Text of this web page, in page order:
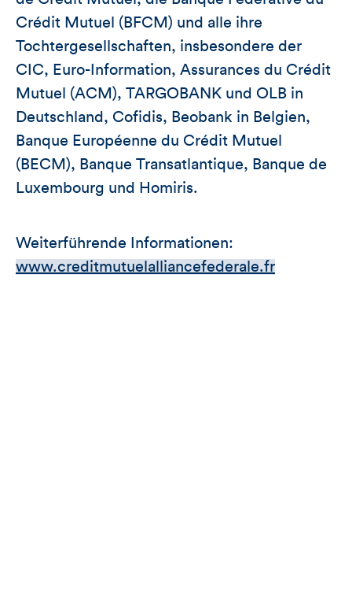
Crédit Mutuel (BFCM) und alle ihre
Tochtergesellschaften, insbesondere der
CIC, Euro-Information, Assurances du Crédit
Mutuel (ACM), TARGOBANK und OLB in
Deutschland, Cofidis, Beobank in Belgien,
Banque Européenne du Crédit Mutuel
(BECM), Banque Transatlantique, Banque de
Luxembourg und Homiris.
Weiterführende Informationen:
www.creditmutuelalliancefederale.fr